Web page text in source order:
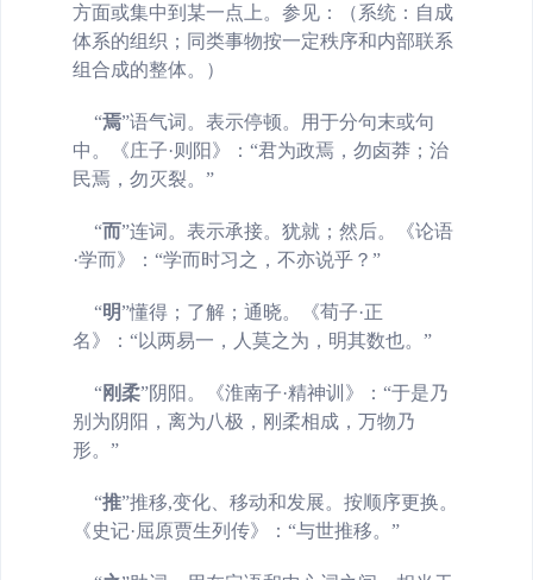
方面或集中到某一点上。参见：（系统：自成
体系的组织；同类事物按一定秩序和内部联系
组合成的整体。）
“焉”语气词。表示停顿。用于分句末或句
中。《庄子·则阳》：“君为政焉，勿卤莽；治
民焉，勿灭裂。”
“而”连词。表示承接。犹就；然后。《论语
·学而》：“学而时习之，不亦说乎？”
“明”懂得；了解；通晓。《荀子·正
名》：“以两易一，人莫之为，明其数也。”
“刚柔”阴阳。《淮南子·精神训》：“于是乃
别为阴阳，离为八极，刚柔相成，万物乃
形。”
“推”推移,变化、移动和发展。按顺序更换。
《史记·屈原贾生列传》：“与世推移。”